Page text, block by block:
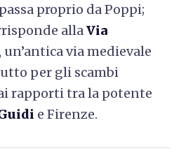
proprio da Poppi;
allaVia
, un’antica via medievale
per gli scambi
rapporti tra la potente
e Firenze.